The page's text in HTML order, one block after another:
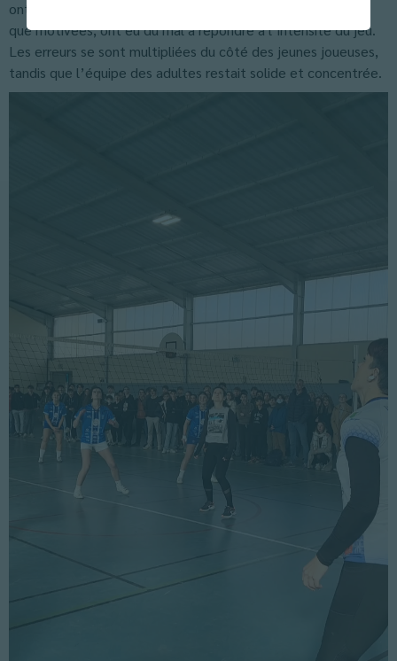
ont été plus percutantes, et les élèves de terminale, bien
que motivées, ont eu du mal à répondre à l’intensité du jeu.
Les erreurs se sont multipliées du côté des jeunes joueuses,
tandis que l’équipe des adultes restait solide et concentrée.